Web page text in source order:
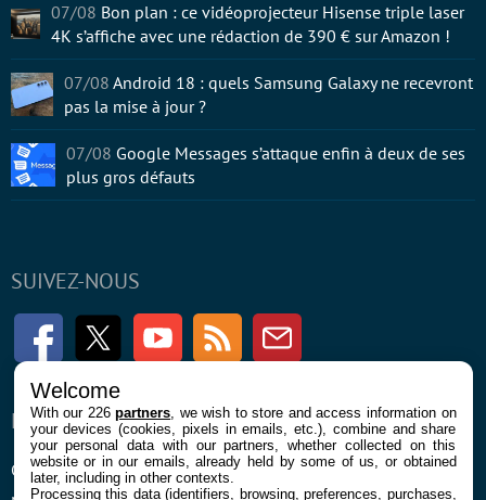
SUIVEZ-NOUS
FacebookTwitter Youtube RSS Newsletter
ENTREPRISE
Confidentialité et Cookies
À PROPOS
Contact
07/08 Bon plan : ce vidéoprojecteur Hisense triple laser
4K s’affiche avec une rédaction de 390 € sur Amazon !
07/08 Android 18 : quels Samsung Galaxy ne recevront
pas la mise à jour ?
07/08 Google Messages s’attaque enfin à deux de ses
plus gros défauts
Welcome
With our 226partners , we wish to store and access information on
your devices (cookies, pixels in emails, etc.), combine and share
your personal data with our partners, whether collected on this
website or in our emails, already held by some of us, or obtained
later, including in other contexts.
Processing this data (identifiers, browsing, preferences, purchases,